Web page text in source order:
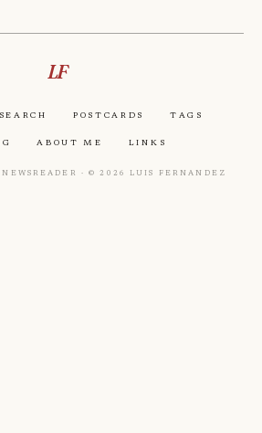
LF
Postcards Tags
About Me Links
· © 2026 Luis Fernandez